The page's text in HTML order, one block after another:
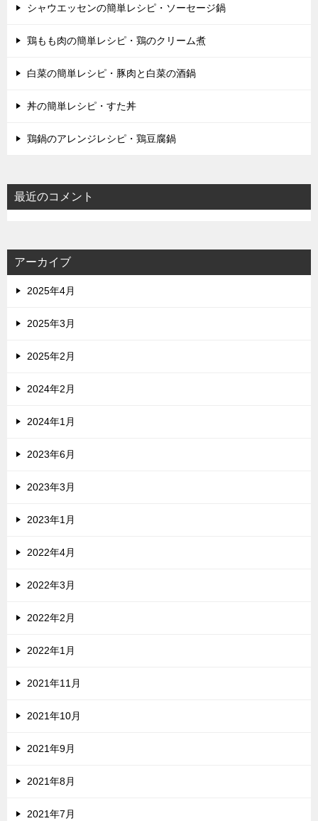
シャウエッセンの簡単レシピ・ソーセージ鍋
鶏もも肉の簡単レシピ・鶏のクリーム煮
白菜の簡単レシピ・豚肉と白菜の酒鍋
丼の簡単レシピ・すた丼
鶏鍋のアレンジレシピ・鶏豆腐鍋
最近のコメント
アーカイブ
2025年4月
2025年3月
2025年2月
2024年2月
2024年1月
2023年6月
2023年3月
2023年1月
2022年4月
2022年3月
2022年2月
2022年1月
2021年11月
2021年10月
2021年9月
2021年8月
2021年7月